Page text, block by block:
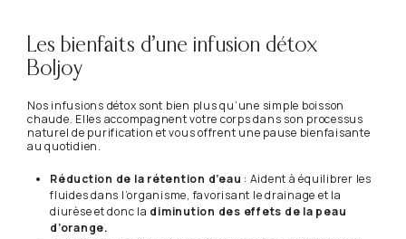
Les bienfaits d’une infusion détox
Boljoy
Nos infusions détox sont bien plus qu’une simple boisson
chaude. Elles accompagnent votre corps dans son processus
naturel de purification et vous offrent une pause bienfaisante
au quotidien.
Réduction de la rétention d’eau : Aident à équilibrer les
fluides dans l’organisme, favorisant le drainage et la
diurèse et donc la diminution des effets de la peau
d’orange.